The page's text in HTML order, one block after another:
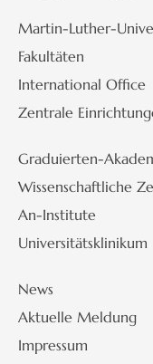
Martin-Luther-
Fakultäten
International Office
Zentrale
Graduierten-
Wissenschaftliche
An-Institute
Universitätsklinikum
News
Aktuelle Meldung
Impressum